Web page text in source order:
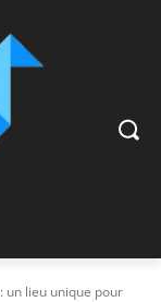
un lieu unique pour